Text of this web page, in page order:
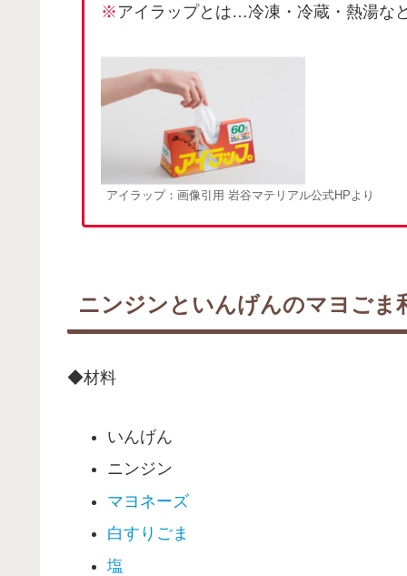
※アイラップとは…冷凍・冷蔵・熱湯な
アイラップ：画像引用 岩谷マテリアル公式HPより
ニンジンといんげんのマヨごま
◆材料
いんげん
ニンジン
マヨネーズ
白すりごま
塩